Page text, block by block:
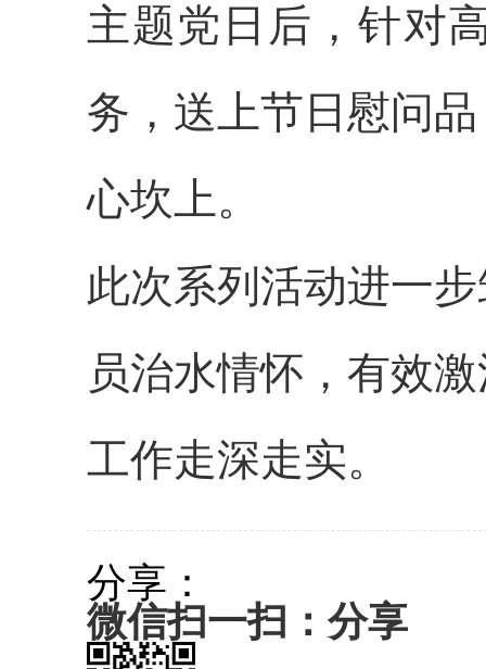
主题党日后，针对
务，送上节日慰问
心坎上。
此次系列活动进一
员治水情怀，有效
工作走深走实。
分享：
微信扫一扫：分享